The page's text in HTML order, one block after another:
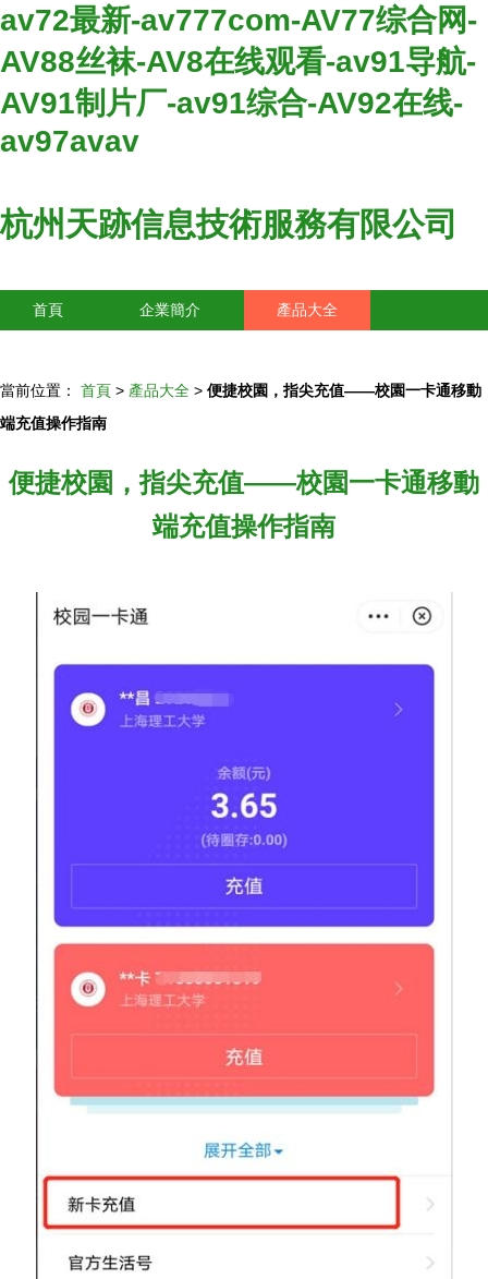
av72最新-av777com-AV77综合网-
AV88丝袜-AV8在线观看-av91导航-
AV91制片厂-av91综合-AV92在线-
av97avav
杭州天跡信息技術服務有限公司
首頁 企業簡介 產品大全
當前位置： 首頁 > 產品大全 > 便捷校園，指尖充值——校園一卡通移動
端充值操作指南
便捷校園，指尖充值——校園一卡通移動
端充值操作指南